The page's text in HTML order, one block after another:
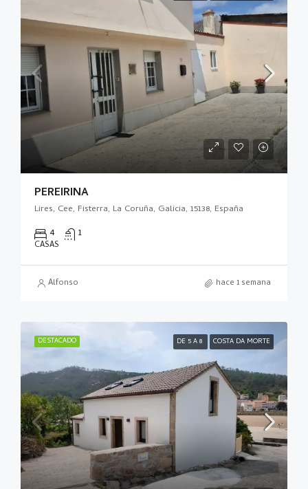
PEREIRIÑA
Lires, Cee, Fisterra, La Coruña, Galicia, 15138, España
4 1
CASAS
Alfonso hace 1 semana
DESTACADO DE 5 A 8 COSTA DA MORTE